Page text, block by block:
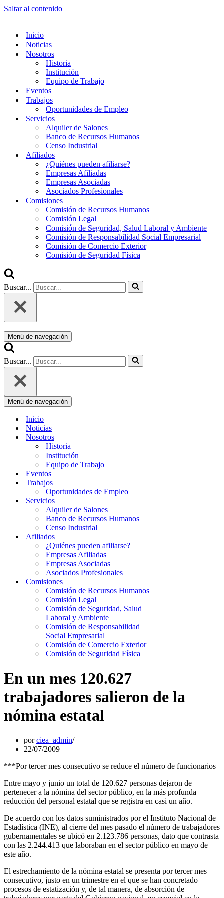
Saltar al contenido
Inicio
Noticias
Nosotros
Historia
Institución
Equipo de Trabajo
Eventos
Trabajos
Oportunidades de Empleo
Servicios
Alquiler de Salones
Banco de Recursos Humanos
Censo Industrial
Afiliados
¿Quiénes pueden afiliarse?
Empresas Afiliadas
Empresas Asociadas
Asociados Profesionales
Comisiones
Comisión de Recursos Humanos
Comisión Legal
Comisión de Seguridad, Salud Laboral y Ambiente
Comisión de Responsabilidad Social Empresarial
Comisión de Comercio Exterior
Comisión de Seguridad Física
Buscar...
Menú de navegación
Buscar...
Menú de navegación
Inicio
Noticias
Nosotros
Historia
Institución
Equipo de Trabajo
Eventos
Trabajos
Oportunidades de Empleo
Servicios
Alquiler de Salones
Banco de Recursos Humanos
Censo Industrial
Afiliados
¿Quiénes pueden afiliarse?
Empresas Afiliadas
Empresas Asociadas
Asociados Profesionales
Comisiones
Comisión de Recursos Humanos
Comisión Legal
Comisión de Seguridad, Salud
Laboral y Ambiente
Comisión de Responsabilidad
Social Empresarial
Comisión de Comercio Exterior
Comisión de Seguridad Física
En un mes 120.627
trabajadores salieron de la
nómina estatal
porciea_admin
22/07/2009
***Por tercer mes consecutivo se reduce el número de funcionarios
Entre mayo y junio un total de 120.627 personas dejaron de
pertenecer a la nómina del sector público, en la más profunda
reducción del personal estatal que se registra en casi un año.
De acuerdo con los datos suministrados por el Instituto Nacional de
Estadística (INE), al cierre del mes pasado el número de trabajadores
gubernamentales se ubicó en 2.123.786 personas, dato que contrasta
con las 2.244.413 que laboraban en el sector público en mayo de
este año.
El estrechamiento de la nómina estatal se presenta por tercer mes
consecutivo, justo en un trimestre en el que se han concretado
procesos de estatización y, de tal manera, de absorción de